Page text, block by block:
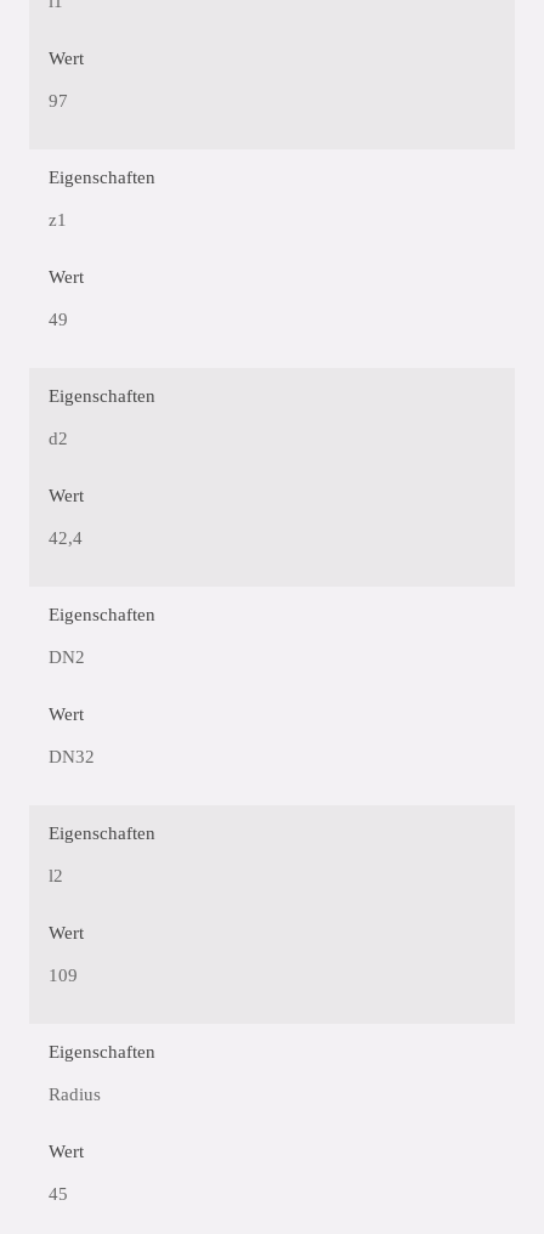
Wert
97
Eigenschaften
z1
Wert
49
Eigenschaften
d2
Wert
42,4
Eigenschaften
DN2
Wert
DN32
Eigenschaften
l2
Wert
109
Eigenschaften
Radius
Wert
45